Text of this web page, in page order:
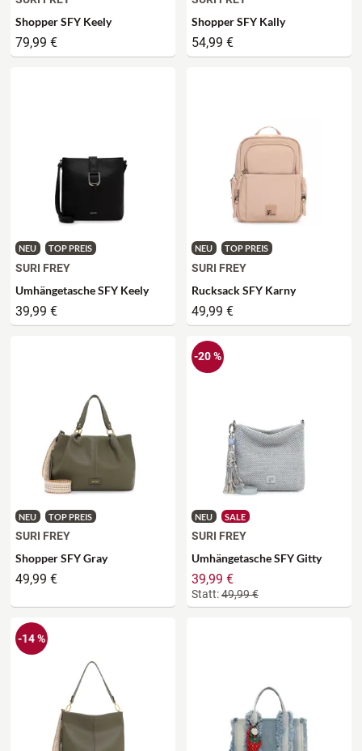
Shopper SFY Keely
79,99 €
Shopper SFY Kally
54,99 €
NEU TOP PREIS
SURI FREY
Umhängetasche SFY Keely
39,99 €
NEU TOP PREIS
SURI FREY
Rucksack SFY Karny
49,99 €
NEU TOP PREIS
SURI FREY
Shopper SFY Gray
49,99 €
NEU SALE
SURI FREY
Umhängetasche SFY Gitty
39,99 €
Statt:49,99 €
-20 %
-14 %